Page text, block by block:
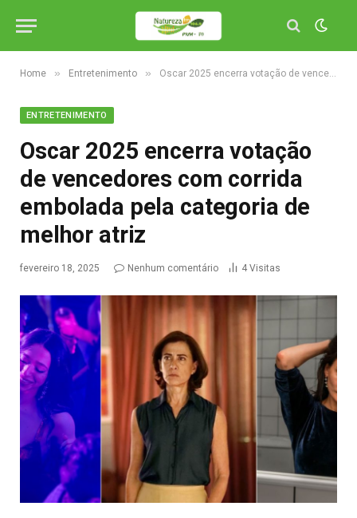
Home » Entretenimento » Oscar 2025 encerra votação de vencedores com corrida embolada pela categoria de melhor atriz
ENTRETENIMENTO
Oscar 2025 encerra votação
de vencedores com corrida
embolada pela categoria de
melhor atriz
fevereiro 18, 2025 Nenhum comentário 4 Visitas